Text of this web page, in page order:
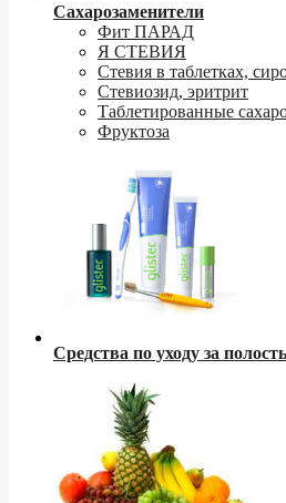
Сахарозаменители
Фит ПАРАД
Я СТЕВИЯ
Стевия в таблетках,
Стевиозид, эритрит
Таблетированные
Фруктоза
Средства по уходу за